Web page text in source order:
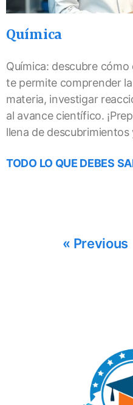
Química
Química: descubre
te permite comprender
materia, investigar
al avance científico.
llena de descubrimientos
TODO LO QUE DEBES
« Previous